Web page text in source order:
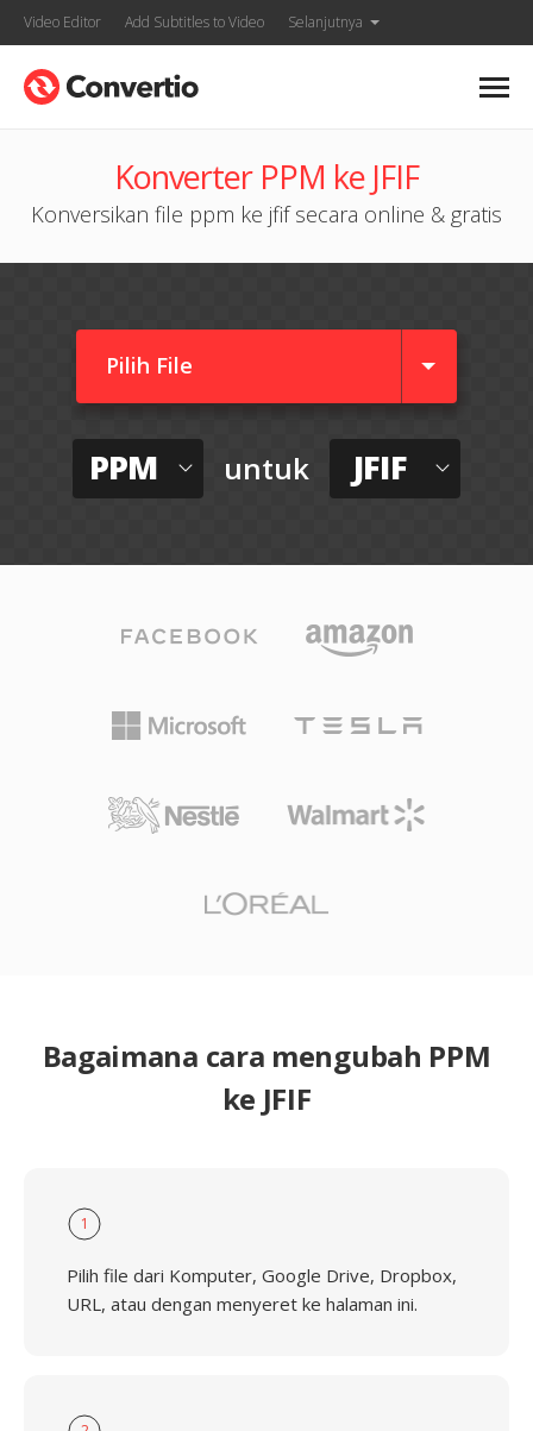
Video Editor Add Subtitles to Video Selanjutnya
Konverter PPM ke JFIF
Konversikan file ppm ke jfif secara online & gratis
Pilih File
PPM untuk JFIF
Bagaimana cara mengubah PPM
ke JFIF
1
Pilih file dari Komputer, Google Drive, Dropbox,
URL, atau dengan menyeret ke halaman ini.